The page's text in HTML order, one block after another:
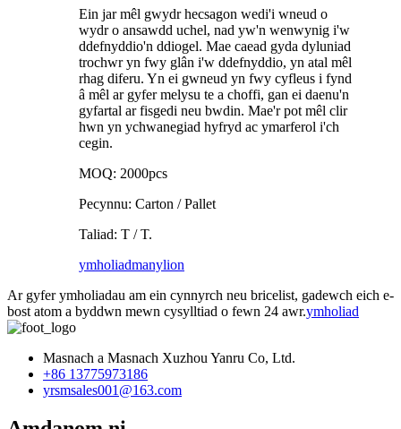
Ein jar mêl gwydr hecsagon wedi'i wneud o
wydr o ansawdd uchel, nad yw'n wenwynig i'w
ddefnyddio'n ddiogel. Mae caead gyda dyluniad
trochwr yn fwy glân i'w ddefnyddio, yn atal mêl
rhag diferu. Yn ei gwneud yn fwy cyfleus i fynd
â mêl ar gyfer melysu te a choffi, gan ei daenu'n
gyfartal ar fisgedi neu bwdin. Mae'r pot mêl clir
hwn yn ychwanegiad hyfryd ac ymarferol i'ch
cegin.
MOQ: 2000pcs
Pecynnu: Carton / Pallet
Taliad: T / T.
ymholiadmanylion
Ar gyfer ymholiadau am ein cynnyrch neu bricelist, gadewch eich e-
bost atom a byddwn mewn cysylltiad o fewn 24 awr.ymholiad
Masnach a Masnach Xuzhou Yanru Co, Ltd.
+86 13775973186
yrsmsales001@163.com